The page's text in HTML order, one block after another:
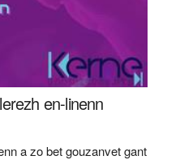
en-linenn
a zo bet gouzanvet gant